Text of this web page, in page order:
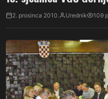
2. prosinca 2010. Urednik 109